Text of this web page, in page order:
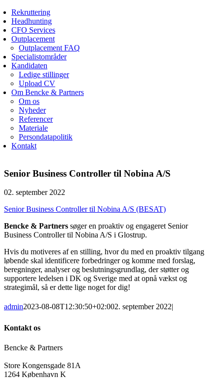
Rekruttering
Headhunting
CFO Services
Outplacement
Outplacement FAQ
Specialistområder
Kandidaten
Ledige stillinger
Upload CV
Om Bencke & Partners
Om os
Nyheder
Referencer
Materiale
Persondatapolitik
Kontakt
Senior Business Controller til Nobina A/S
02. september 2022
Senior Business Controller til Nobina A/S (BESAT)
Bencke & Partners søger en proaktiv og engageret Senior
Business Controller til Nobina A/S i Glostrup.
Hvis du motiveres af en stilling, hvor du med en proaktiv tilgang
løbende skal identificere forbedringer og komme med forslag,
beregninger, analyser og beslutningsgrundlag, der støtter og
supportere ledelsen i DK og Sverige med at opnå vækst og
strategimål, så er dette lige noget for dig!
admin2023-08-08T12:30:50+02:002. september 2022|
Kontakt os
Bencke & Partners
Store Kongensgade 81A
1264 København K